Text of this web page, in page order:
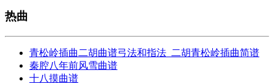
热曲
青松岭插曲二胡曲谱弓法和指法_二胡青松岭插曲简谱
秦腔八年前风雪曲谱
十八摸曲谱